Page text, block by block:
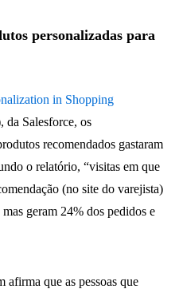
personalizadas para
in Shopping
da Salesforce, os
recomendados gastaram
o relatório, “visitas em que
(no site do varejista)
geram 24% dos pedidos e
afirma que as pessoas que